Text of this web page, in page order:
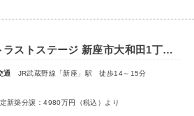
トラストステージ 新座市大和田1丁目19期 全24区画◆第3期分譲 新築分譲住宅 販売開始◆◆第4期分譲 2次販売 宅地分譲 販売予告◆
通
JR武蔵野線「新座」駅 徒歩14～15分
新築分譲：4980万円（税込）より